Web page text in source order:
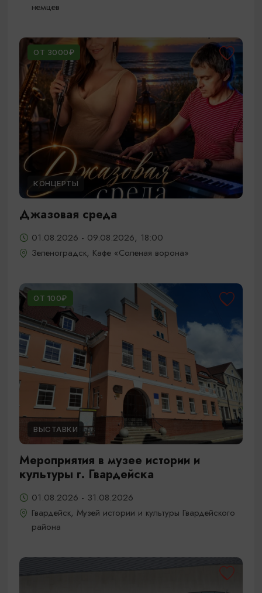
немцев
ОТ 3000₽
КОНЦЕРТЫ
Джазовая среда
01.08.2026 - 09.08.2026, 18:00
Зеленоградск, Кафе «Соленая ворона»
ОТ 100₽
ВЫСТАВКИ
Мероприятия в музее истории и
культуры г. Гвардейска
01.08.2026 - 31.08.2026
Гвардейск, Музей истории и культуры Гвардейского
района